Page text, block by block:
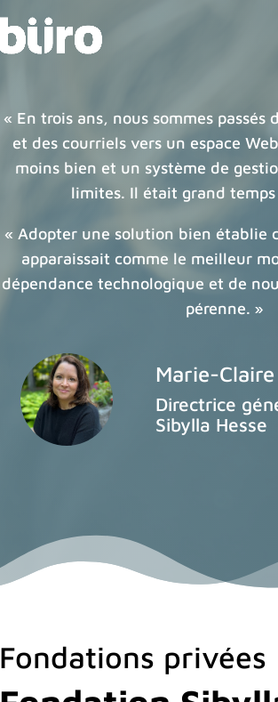
« En trois ans, nous sommes passés
et des courriels vers un espace
moins bien et un système de
limites. Il était grand temps
« Adopter une solution bien établie
apparaissait comme le meilleur
dépendance technologique et de
pérenne. »
Marie-
Directrice
Sibylla Hesse
Fondations privées